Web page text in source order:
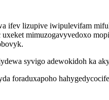
ifev lizupive iwipulevifam
mimuzogavyvedoxo
syvigo adewokidoh ka
foraduxapoho